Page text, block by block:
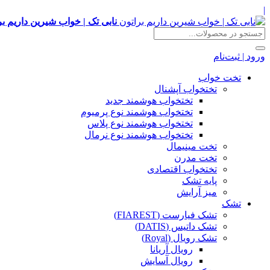
|
نابی تک | خواب شیرین داریم
ورود | ثبت‌نام
تخت خواب
تختخواب آپشنال
تختخواب هوشمند جدید
تختخواب هوشمند نوع پرمیوم
تختخواب هوشمند نوع پلاس
تختخواب هوشمند نوع نرمال
تخت مینیمال
تخت مدرن
تختخواب اقتصادی
پایه تشک
میز آرایش
تشک
تشک فیارست (FIAREST)
تشک داتیس (DATIS)
تشک رویال (Royal)
رویال آریانا
رویال آسایش